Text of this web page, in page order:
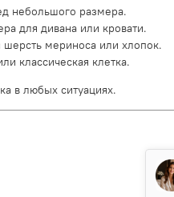
небольшого размера.
для дивана или кровати.
шерсть мериноса или хлопок.
классическая клетка.
в любых ситуациях.